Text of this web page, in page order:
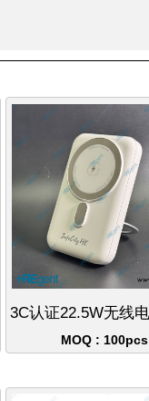
MOQ : 100pcs